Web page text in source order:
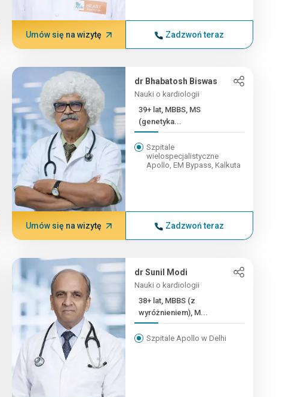
Umów się na wizytę Zadzwoń teraz
dr Bhabatosh Biswas
Nauki o kardiologii
39+ lat, MBBS, MS
(genetyka...
Szpitale
wielospecjalistyczne
Apollo, EM Bypass, Kalkuta
Umów się na wizytę Zadzwoń teraz
dr Sunil Modi
Nauki o kardiologii
38+ lat, MBBS (z
wyróżnieniem), M...
Szpitale Apollo w Delhi